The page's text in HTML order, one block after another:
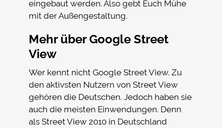
eingebaut werden. Also gebt Euch Mühe
mit der Außengestaltung.
Mehr über Google Street
View
Wer kennt nicht Google Street View. Zu
den aktivsten Nutzern von Street View
gehören die Deutschen. Jedoch haben sie
auch die meisten Einwendungen. Denn
als Street View 2010 in Deutschland